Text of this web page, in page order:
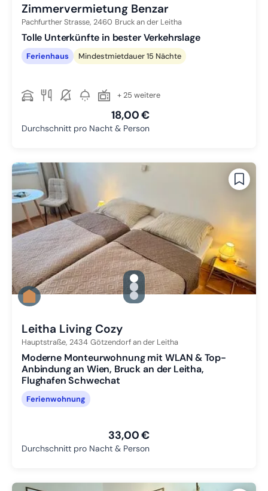
Zimmervermietung Benzar
Pachfurther Strasse, 2460 Bruck an der Leitha
Tolle Unterkünfte in bester Verkehrslage
Ferienhaus Mindestmietdauer 15 Nächte
+ 25 weitere
18,00 €
Durchschnitt pro Nacht & Person
gallery.slide_selector
Zu Slide 1 wechseln
Zu Slide 2 wechseln
Zu Slide 3 wechseln
Leitha Living Cozy
Hauptstraße, 2434 Götzendorf an der Leitha
Moderne Monteurwohnung mit WLAN & Top-
Anbindung an Wien, Bruck an der Leitha,
Flughafen Schwechat
Ferienwohnung
33,00 €
Durchschnitt pro Nacht & Person